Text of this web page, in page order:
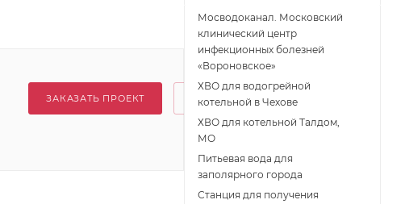
ЗАКАЗАТЬ ПРОЕКТ
Мосводоканал. Московский
клинический центр
инфекционных болезней
«Вороновское»
ХВО для водогрейной
котельной в Чехове
ХВО для котельной Талдом,
МО
Питьевая вода для
заполярного города
Станция для получения